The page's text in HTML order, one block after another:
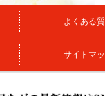
よくある
サイトマ